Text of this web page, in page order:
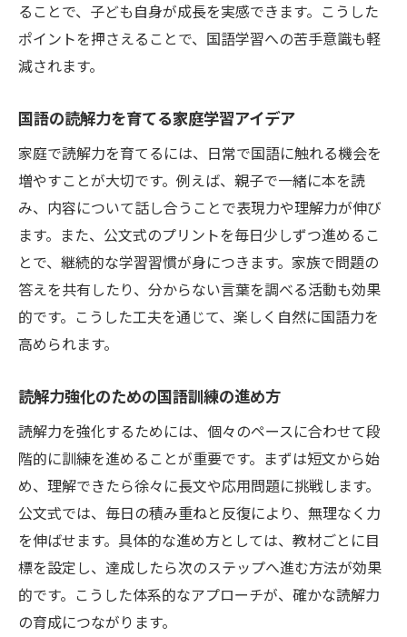
読解力向上に効果的な国語の学び方とは
公文式を活かした日々の国語力強化法
小学生の成長を支える国語学習のポイント
小学生におすすめの国語訓練の進め方
小学生が楽しく学べる国語訓練の始め方
読解力を着実に伸ばす国語訓練のコツ
国語力向上を目指すおすすめ学習ステップ
公文式活用で小学生の国語訓練が変わる
小学生に必要な国語読解力の鍛え方とは
効果的な国語訓練で読解力を定着させる
国語力が小学生の未来を支える理由
読解力を伸ばす学習で得られる成長とは
国語訓練が将来の学力形成に与える影響
公文式で身につく国語力の大切さを解説
小学生に必要な読解力育成の学習秘訣
国語力の強化が未来を広げる要素となる
ることで、子ども自身が成長を実感できます。こうした
ポイントを押さえることで、国語学習への苦手意識も軽
減されます。
国語の読解力を育てる家庭学習アイデア
家庭で読解力を育てるには、日常で国語に触れる機会を
増やすことが大切です。例えば、親子で一緒に本を読
み、内容について話し合うことで表現力や理解力が伸び
ます。また、公文式のプリントを毎日少しずつ進めるこ
とで、継続的な学習習慣が身につきます。家族で問題の
答えを共有したり、分からない言葉を調べる活動も効果
的です。こうした工夫を通じて、楽しく自然に国語力を
高められます。
読解力強化のための国語訓練の進め方
読解力を強化するためには、個々のペースに合わせて段
階的に訓練を進めることが重要です。まずは短文から始
め、理解できたら徐々に長文や応用問題に挑戦します。
公文式では、毎日の積み重ねと反復により、無理なく力
を伸ばせます。具体的な進め方としては、教材ごとに目
標を設定し、達成したら次のステップへ進む方法が効果
的です。こうした体系的なアプローチが、確かな読解力
の育成につながります。